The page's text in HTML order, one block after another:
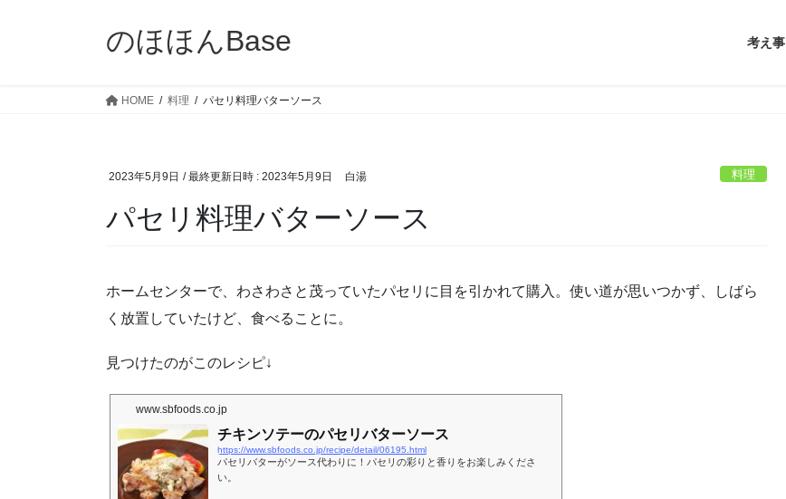
のほほんBase 考え事
HOME 料理 パセリ料理バターソース
2023年5月9日 / 最終更新日時 : 2023年5月9日 白湯 料理
パセリ料理バターソース
ホームセンターで、わさわさと茂っていたパセリに目を引かれて購入。使い道が思いつかず、しばら
く放置していたけど、食べることに。
見つけたのがこのレシピ↓
www.sbfoods.co.jp
チキンソテーのパセリバターソース
https://www.sbfoods.co.jp/recipe/detail/06195.html
パセリバターがソース代わりに！パセリの彩りと香りをお楽しみくださ
い。